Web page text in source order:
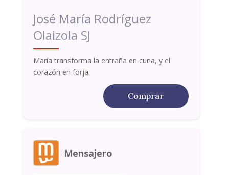
José María Rodríguez
Olaizola SJ
María transforma la entraña en cuna, y el
corazón en forja
Comprar
Mensajero